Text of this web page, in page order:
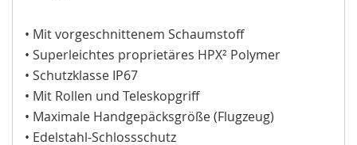
• Mit vorgeschnittenem Schaumstoff
• Superleichtes proprietäres HPX² Polymer
• Schutzklasse IP67
• Mit Rollen und Teleskopgriff
• Maximale Handgepäcksgröße (Flugzeug)
• Edelstahl-Schlossschutz